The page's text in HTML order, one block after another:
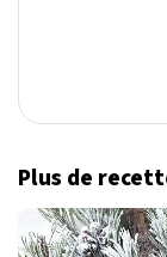
Plus de